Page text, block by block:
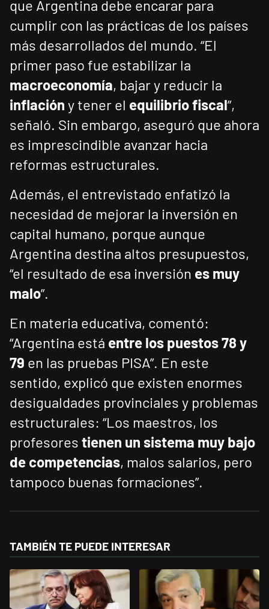
que Argentina debe encarar para
cumplir con las prácticas de los países
más desarrollados del mundo. “El
primer paso fue estabilizar la
macroeconomía, bajar y reducir la
inflación y tener el equilibrio fiscal”,
señaló. Sin embargo, aseguró que ahora
es imprescindible avanzar hacia
reformas estructurales.
Además, el entrevistado enfatizó la
necesidad de mejorar la inversión en
capital humano, porque aunque
Argentina destina altos presupuestos,
“el resultado de esa inversión es muy
malo”.
En materia educativa, comentó:
“Argentina está entre los puestos 78 y
79 en las pruebas PISA”. En este
sentido, explicó que existen enormes
desigualdades provinciales y problemas
estructurales: “Los maestros, los
profesores tienen un sistema muy bajo
de competencias, malos salarios, pero
tampoco buenas formaciones”.
TAMBIÉN TE PUEDE INTERESAR